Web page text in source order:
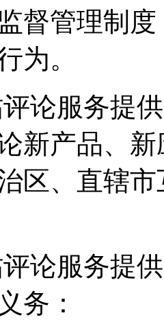
督管理制
为。
论服务提
新产品、
区、直辖
论服务提
务：